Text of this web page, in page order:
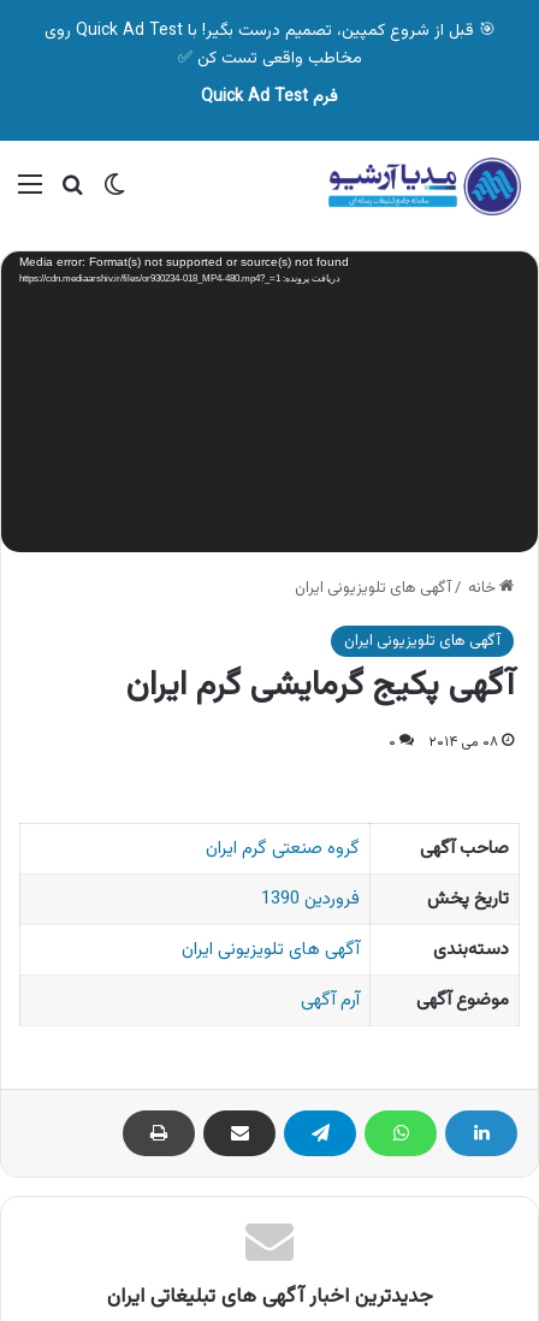
🎯 قبل از شروع کمپین، تصمیم درست بگیر! با Quick Ad Test روی
مخاطب واقعی تست کن ✅
فرم Quick Ad Test
تغییر پوسته
نمایشگر
ویدیو Media error: Format(s) not supported or source(s) not found
دریافت پرونده: https://cdn.mediaarshiv.ir/files/or930234-018_MP4-480.mp4?_=1
خانه /آگهی های تلویزیونی ایران
آگهی های تلویزیونی ایران
آگهی پکیج گرمایشی گرم ایران
۰۸ می ۲۰۱۴ ۰
صاحب آگهی
گروه صنعتی گرم ایران
تاریخ پخش
فروردین 1390
دسته‌بندی
آگهی های تلویزیونی ایران
موضوع آگهی
آرم آگهی
جدیدترین اخبار آگهی های تبلیغاتی ایران